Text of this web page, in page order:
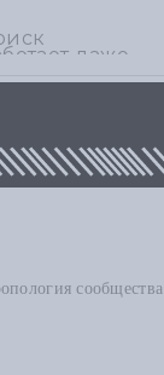
сообщества